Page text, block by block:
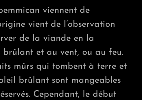
viennent de
vient de l’observation
de la viande en la
brûlant et au vent, ou au feu.
mûrs qui tombent à terre et
brûlant sont mangeables
Cependant, le début